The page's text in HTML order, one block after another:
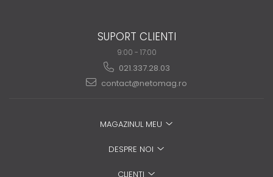
SUPORT CLIENTI
9:00 - 17:00
021.337.28.03
contact@netomag.ro
MAGAZINUL MEU
DESPRE NOI
CLIENTI